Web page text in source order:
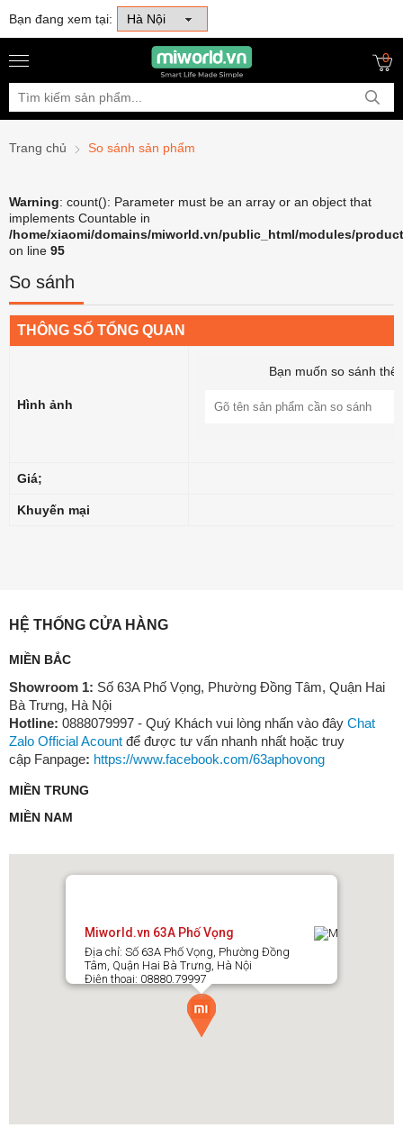
Bạn đang xem tại:
0
Trang chủ So sánh sản phẩm
Warning: count(): Parameter must be an array or an object that
implements Countable in
/home/xiaomi/domains/miworld.vn/public_html/modules/
on line 95
So sánh
THÔNG SỐ TỔNG QUAN
Hình ảnh
Bạn muốn so sánh
Giá;
Khuyến mại
HỆ THỐNG CỬA HÀNG
MIỀN BẮC
Showroom 1: Số 63A Phố Vọng, Phường Đồng Tâm, Quận Hai
Bà Trưng, Hà Nội
Hotline: 0888079997 - Quý Khách vui lòng nhấn vào đây Chat
Zalo Official Acount để được tư vấn nhanh nhất hoặc truy
cập Fanpage: https://www.facebook.com/63aphovong
MIỀN TRUNG
MIỀN NAM
Miworld.vn 63A Phố Vọng
Địa chỉ: Số 63A Phố Vọng, Phường Đồng
Tâm, Quận Hai Bà Trưng, Hà Nội
Điện thoại: 08880.79997